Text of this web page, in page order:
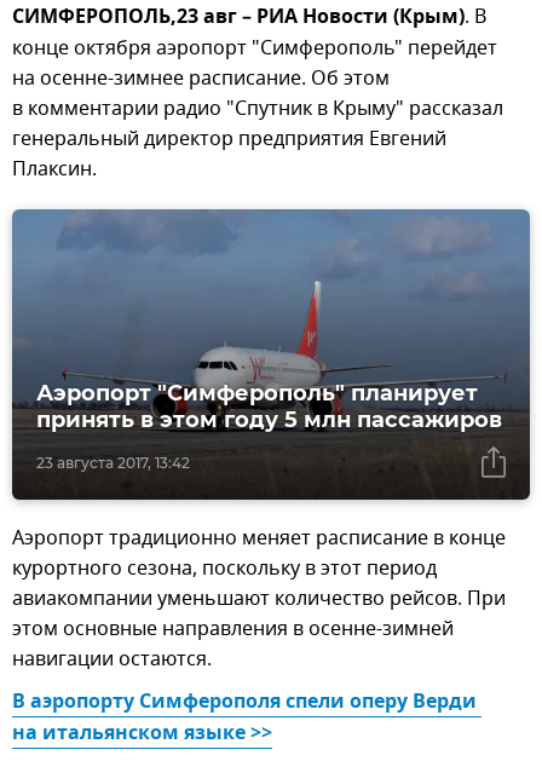
СИМФЕРОПОЛЬ,23 авг – РИА Новости (Крым). В
конце октября аэропорт "Симферополь" перейдет
на осенне-зимнее расписание. Об этом
в комментарии радио "Спутник в Крыму" рассказал
генеральный директор предприятия Евгений
Плаксин.
23 августа 2017, 13:42
Аэропорт "Симферополь" планирует
принять в этом году 5 млн пассажиров
Аэропорт традиционно меняет расписание в конце
курортного сезона, поскольку в этот период
авиакомпании уменьшают количество рейсов. При
этом основные направления в осенне-зимней
навигации остаются.
В аэропорту Симферополя спели оперу Верди
на итальянском языке >>